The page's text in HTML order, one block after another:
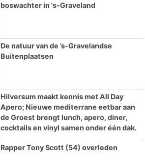
boswachter in 's-Graveland
De natuur van de ’s-Gravelandse
Buitenplaatsen
Hilversum maakt kennis met All Day
Apero; Nieuwe mediterrane eetbar aan
de Groest brengt lunch, apero, diner,
cocktails en vinyl samen onder één dak.
Rapper Tony Scott (54) overleden